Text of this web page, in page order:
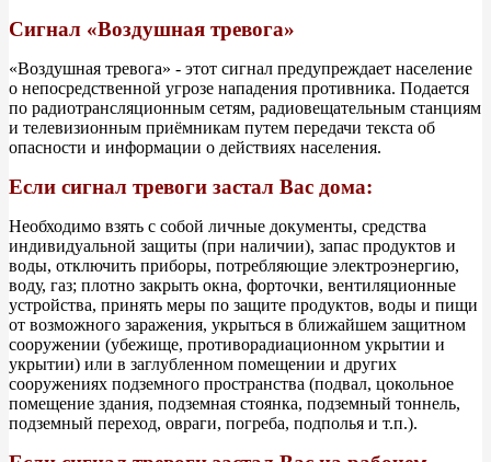
Сигнал «Воздушная тревога»
«Воздушная тревога» - этот сигнал предупреждает население
о непосредственной угрозе нападения противника. Подается
по радиотрансляционным сетям, радиовещательным станциям
и телевизионным приёмникам путем передачи текста об
опасности и информации о действиях населения.
Если сигнал тревоги застал Вас дома:
Необходимо взять с собой личные документы, средства
индивидуальной защиты (при наличии), запас продуктов и
воды, отключить приборы, потребляющие электроэнергию,
воду, газ; плотно закрыть окна, форточки, вентиляционные
устройства, принять меры по защите продуктов, воды и пищи
от возможного заражения, укрыться в ближайшем защитном
сооружении (убежище, противорадиационном укрытии и
укрытии) или в заглубленном помещении и других
сооружениях подземного пространства (подвал, цокольное
помещение здания, подземная стоянка, подземный тоннель,
подземный переход, овраги, погреба, подполья и т.п.).